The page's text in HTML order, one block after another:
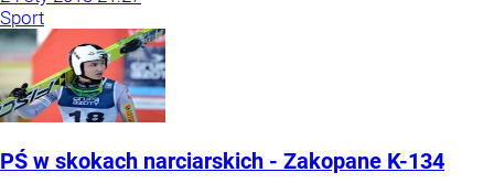
Sport
PŚ w skokach narciarskich - Zakopane K-134